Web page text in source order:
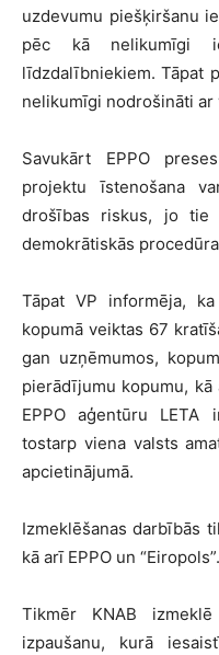
uzdevumu piešķiršanu
pēc kā nelikumīgi
līdzdalībniekiem. Tāpat
nelikumīgi nodrošināti
Savukārt EPPO
projektu īstenošana
drošības riskus, jo tie
demokrātiskās
Tāpat VP informēja,
kopumā veiktas 67
gan uzņēmumos,
pierādījumu kopumu,
EPPO aģentūru LETA
tostarp viena valsts
apcietinājumā.
Izmeklēšanas darbībās
kā arī EPPO un “Eiropols”.
Tikmēr KNAB
izpaušanu, kurā